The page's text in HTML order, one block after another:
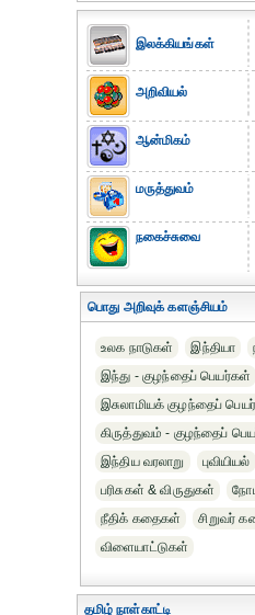
இலக்கியங்கள்
அறிவியல்
ஆன்மிகம்
மருத்துவம்
நகைச்சுவை
பொது அறிவுக் களஞ்சியம்
உலக நாடுகள் இந்தியா
இந்து - குழந்தைப் பெயர்கள்
இசுலாமியக் குழந்தைப்
கிருத்துவம் - குழந்தைப்
இந்திய வரலாறு
புவியியல்
பரிசுகள் & விருதுகள்
நீதிக் கதைகள்
சிறுவர்
விளையாட்டுகள்
தமிழ் நாள்காட்டி